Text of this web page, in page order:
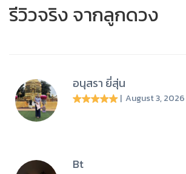
รีวิวจริง จากลูกดวง
อนุสรา ยี่สุ่น
| August 3, 2026
Bt